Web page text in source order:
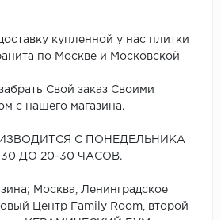
купленной у нас плитки
по Москве и Московской
Свой заказ Своими
с нашего магазина.
С ПОНЕДЕЛЬНИКА
ДО 20-30 ЧАСОВ.
Москва, Ленинградское
Центр Family Room, второй